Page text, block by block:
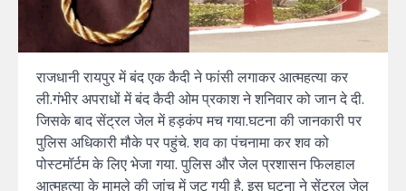
राजधानी रायपुर में बंद एक कैदी ने फांसी लगाकर आत्महत्या कर
ली.गंभीर अपराधों में बंद कैदी ओम प्रकाश ने शनिवार को जान दे दी.
जिसके बाद सेंट्रल जेल में हड़कंप मच गया.घटना की जानकारी पर
पुलिस अधिकारी मौके पर पहुंचे. शव का पंचनामा कर शव को
पोस्टमॉर्टम के लिए भेजा गया. पुलिस और जेल प्रशासन फिलहाल
आत्महत्या के मामले की जांच में जुट गयी है. इस घटना ने सेंट्रल जेल